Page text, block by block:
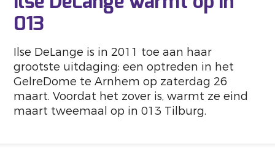
013
Ilse DeLange is in 2011 toe aan haar
grootste uitdaging: een optreden in het
GelreDome te Arnhem op zaterdag 26
maart. Voordat het zover is, warmt ze eind
maart tweemaal op in 013 Tilburg.